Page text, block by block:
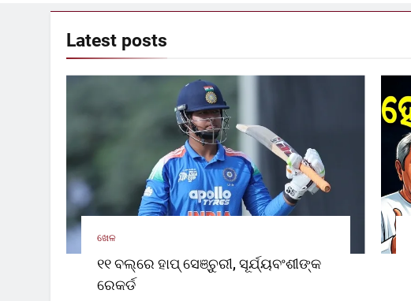
Latest posts
ଖେଳ
୧୧ ବଲ୍‌ରେ ହାପ୍ ସେଞ୍ଚୁରୀ, ସୂର୍ଯ୍ୟବଂଶୀଙ୍କ
ରେକର୍ଡ